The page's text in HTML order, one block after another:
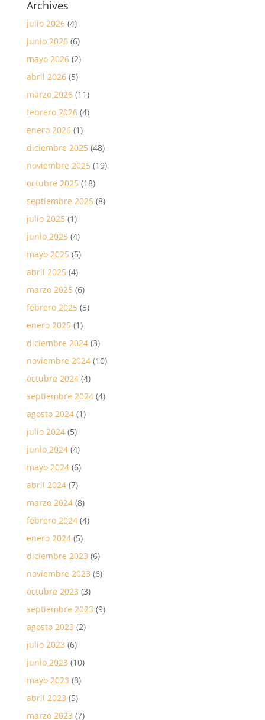
Archives
julio 2026(4)
junio 2026(6)
mayo 2026(2)
abril 2026(5)
marzo 2026(11)
febrero 2026(4)
enero 2026(1)
diciembre 2025(48)
noviembre 2025(19)
octubre 2025(18)
septiembre 2025(8)
julio 2025(1)
junio 2025(4)
mayo 2025(5)
abril 2025(4)
marzo 2025(6)
febrero 2025(5)
enero 2025(1)
diciembre 2024(3)
noviembre 2024(10)
octubre 2024(4)
septiembre 2024(4)
agosto 2024(1)
julio 2024(5)
junio 2024(4)
mayo 2024(6)
abril 2024(7)
marzo 2024(8)
febrero 2024(4)
enero 2024(5)
diciembre 2023 (6)
noviembre 2023 (6)
octubre 2023 (3)
septiembre 2023 (9)
agosto 2023 (2)
julio 2023 (6)
junio 2023 (10)
mayo 2023 (3)
abril 2023 (5)
marzo 2023 (7)